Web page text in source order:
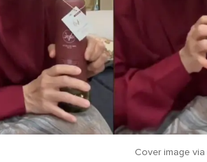
Cover image via